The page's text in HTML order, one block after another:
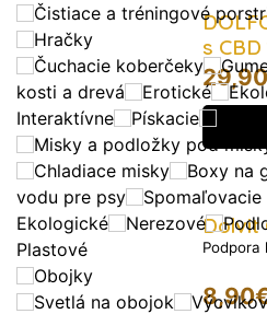
Čistiace a tréningové
Hračky
Čuchacie koberčeky
kosti a drevá
Erotické
Interaktívne
Pískacie
Misky a podložky pod
Chladiace misky
Boxy na
vodu pre psy
Spomaľovacie
Ekologické
Nerezové
Plastové
Obojky
Svetlá na obojok
s
29,90
Dolvit
Podpora
8,90